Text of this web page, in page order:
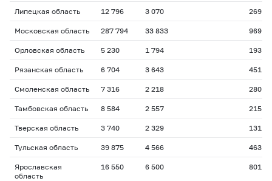
Липецкая область 12 796 3 070 269
Московская область 287 794 33 833 969
Орловская область 5 230 1 794 193
Рязанская область 6 704 3 643 451
Смоленская область 7 316 2 218 280
Тамбовская область 8 584 2 557 215
Тверская область 3 740 2 329 131
Тульская область 39 875 4 566 463
Ярославская
область
16 550 6 500 801